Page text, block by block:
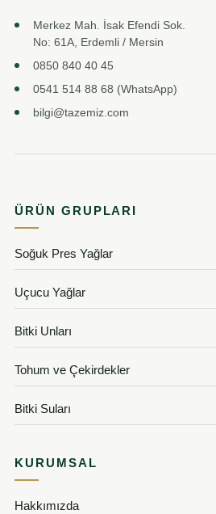
Merkez Mah. İsak Efendi Sok.
No: 61A, Erdemli / Mersin
0850 840 40 45
0541 514 88 68 (WhatsApp)
bilgi@tazemiz.com
ÜRÜN GRUPLARI
Soğuk Pres Yağlar
Uçucu Yağlar
Bitki Unları
Tohum ve Çekirdekler
Bitki Suları
KURUMSAL
Hakkımızda